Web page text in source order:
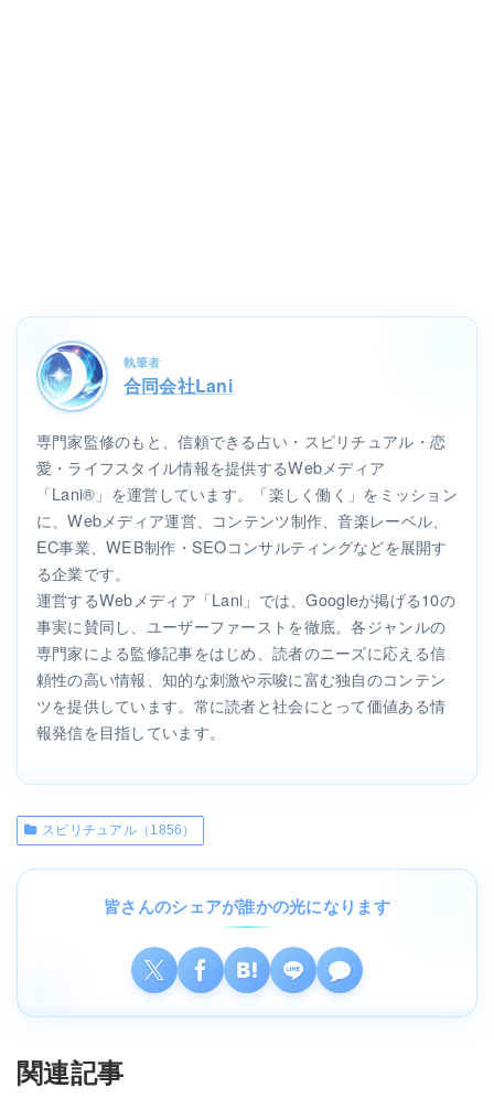
執筆者
合同会社Lani
専門家監修のもと、信頼できる占い・スピリチュアル・恋
愛・ライフスタイル情報を提供するWebメディア
「Lani®」を運営しています。「楽しく働く」をミッション
に、Webメディア運営、コンテンツ制作、音楽レーベル、
EC事業、WEB制作・SEOコンサルティングなどを展開す
る企業です。
運営するWebメディア「Lani」では、Googleが掲げる10の
事実に賛同し、ユーザーファーストを徹底。各ジャンルの
専門家による監修記事をはじめ、読者のニーズに応える信
頼性の高い情報、知的な刺激や示唆に富む独自のコンテン
ツを提供しています。常に読者と社会にとって価値ある情
報発信を目指しています。
スピリチュアル（1856）
皆さんのシェアが誰かの光になります
関連記事